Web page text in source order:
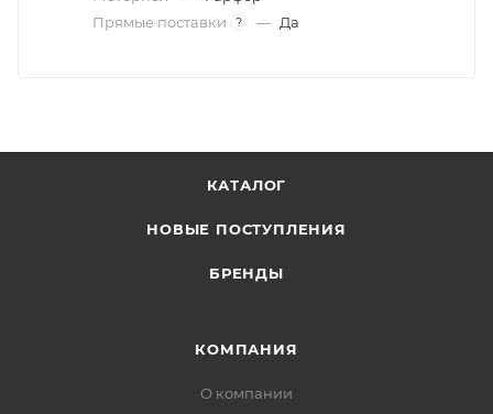
Прямые поставки
? — Да
КАТАЛОГ
НОВЫЕ ПОСТУПЛЕНИЯ
БРЕНДЫ
КОМПАНИЯ
О компании